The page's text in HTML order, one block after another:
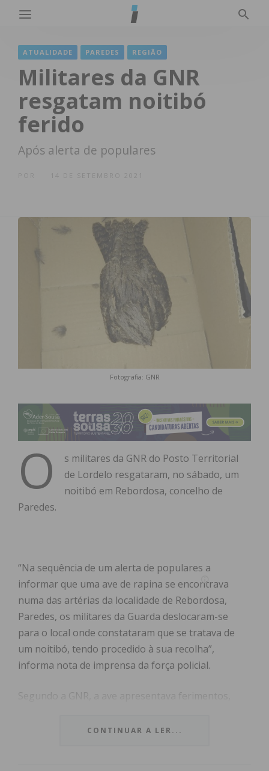
ATUALIDADE PAREDES REGIÃO
Militares da GNR
resgatam noitibó
ferido
Após alerta de populares
14 DE SETEMBRO 2021
Fotografia: GNR
O
s militares da GNR do Posto Territorial
de Lordelo resgataram, no sábado, um
noitibó em Rebordosa, concelho de
Paredes.
“Na sequência de um alerta de populares a
informar que uma ave de rapina se encontrava
numa das artérias da localidade de Rebordosa,
Paredes, os militares da Guarda deslocaram-se
para o local onde constataram que se tratava de
um noitibó, tendo procedido à sua recolha”,
informa nota de imprensa da força policial.
Segundo a GNR, a ave apresentava ferimentos,
Biológico de Gaia, para monitorização e
CONTINUAR A LER...